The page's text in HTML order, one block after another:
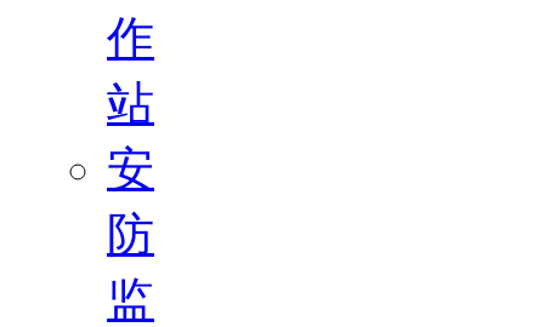
作
站
安
防
监